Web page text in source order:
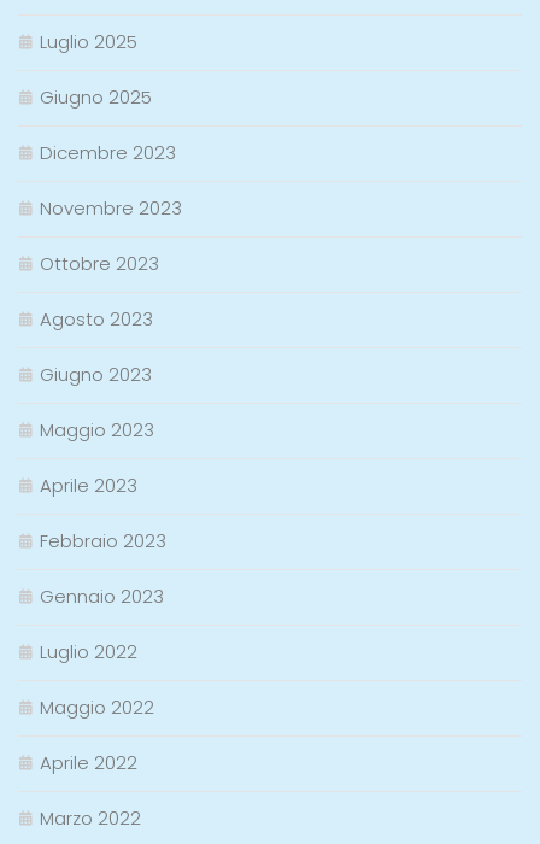
Luglio 2025
Giugno 2025
Dicembre 2023
Novembre 2023
Ottobre 2023
Agosto 2023
Giugno 2023
Maggio 2023
Aprile 2023
Febbraio 2023
Gennaio 2023
Luglio 2022
Maggio 2022
Aprile 2022
Marzo 2022